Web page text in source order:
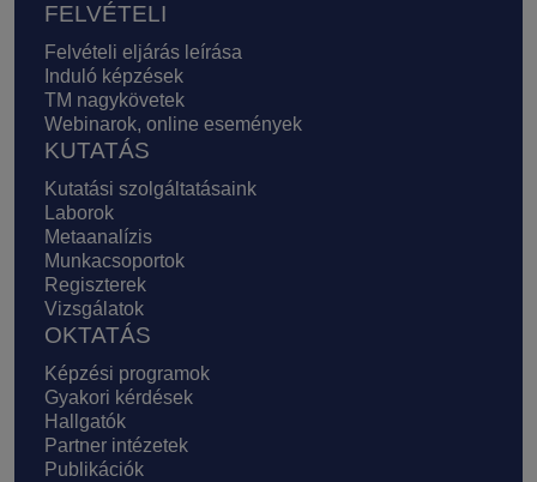
FELVÉTELI
Felvételi eljárás leírása
Induló képzések
TM nagykövetek
Webinarok, online események
KUTATÁS
Kutatási szolgáltatásaink
Laborok
Metaanalízis
Munkacsoportok
Regiszterek
Vizsgálatok
OKTATÁS
Képzési programok
Gyakori kérdések
Hallgatók
Partner intézetek
Publikációk